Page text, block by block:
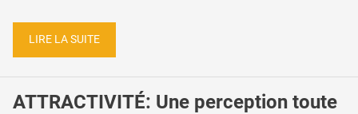
LIRE LA SUITE
ATTRACTIVITÉ: Une perception toute